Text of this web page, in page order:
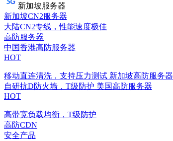
新加坡服务器
新加坡CN2服务器
大陆CN2专线，性能速度极佳
高防服务器
中国香港高防服务器
HOT
移动直连清洗，支持压力测试 新加坡高防服务器
自研抗D防火墙，T级防护 美国高防服务器
HOT
高带宽负载均衡，T级防护
高防CDN
安全产品